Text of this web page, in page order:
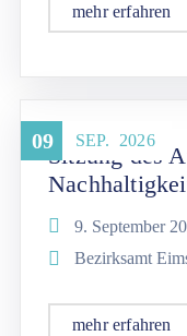
mehr erfahren
09 SEP. 2026
Sitzung des
9. September
Bezirksamt
mehr erfahren